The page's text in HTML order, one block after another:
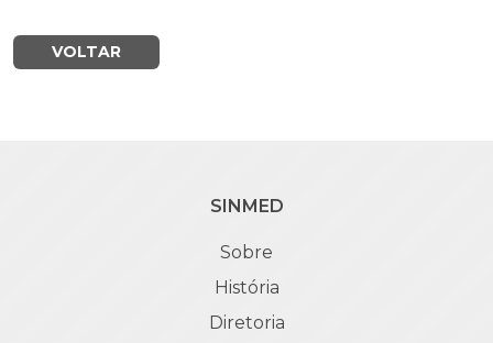
VOLTAR
SINMED
Sobre
História
Diretoria